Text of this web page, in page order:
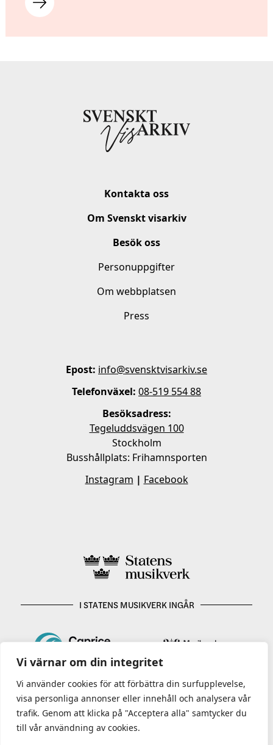
Vi värnar om din integritet
Vi använder cookies för att förbättra din surfupplevelse,
visa personliga annonser eller innehåll och analysera vår
trafik. Genom att klicka på "Acceptera alla" samtycker du
till vår användning av cookies.
Kontakta oss
Om Svenskt visarkiv
Besök oss
Personuppgifter
Om webbplatsen
Press
Epost: info@svensktvisarkiv.se
Telefonväxel: 08-519 554 88
Besöksadress:
Tegeluddsvägen 100
Stockholm
Busshållplats: Frihamnsporten
Instagram | Facebook
I STATENS MUSIKVERK INGÅR